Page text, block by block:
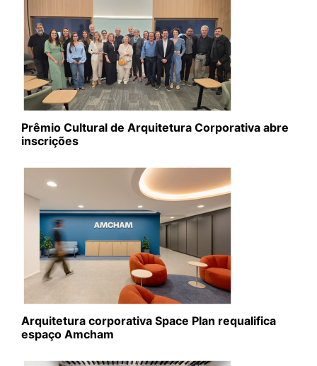
Prêmio Cultural de Arquitetura Corporativa abre
inscrições
Arquitetura corporativa Space Plan requalifica
espaço Amcham